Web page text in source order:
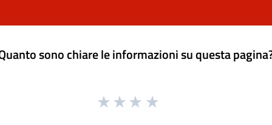
sono chiare le informazioni su questa